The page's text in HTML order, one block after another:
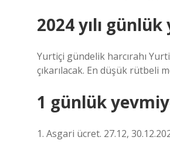
2024 yılı
Yurtiçi gündelik harcırahı
çıkarılacak. En düşük rütbeli
1 günlük
1. Asgari ücret. 27.12,